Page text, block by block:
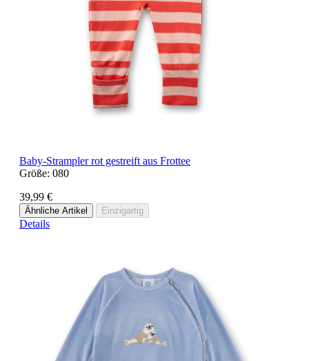
Baby-Strampler rot gestreift aus Frottee
Größe: 080
39,99 €
Ähnliche Artikel Einzigartig
Details